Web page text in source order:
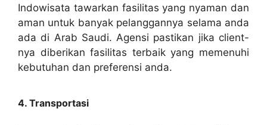
Indowisata tawarkan fasilitas yang nyaman dan
aman untuk banyak pelanggannya selama anda
ada di Arab Saudi. Agensi pastikan jika client-
nya diberikan fasilitas terbaik yang memenuhi
kebutuhan dan preferensi anda.
4. Transportasi